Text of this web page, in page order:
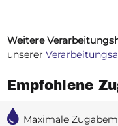
Weitere
unserer
Empfohlene
Maximale